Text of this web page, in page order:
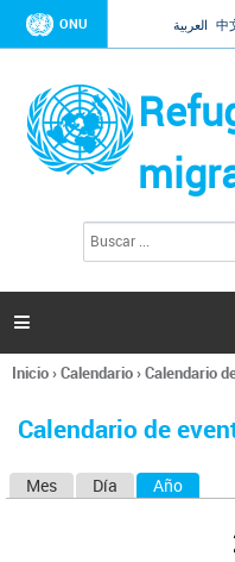
ONU العربية 中
l
s

Se
usted
Inicio›Calendario›Calendario
Calendario de
Mes Día Año